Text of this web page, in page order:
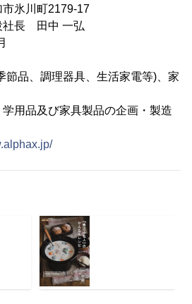
氷川町2179-17
社長 田中 一弘
節品、調理器具、生活家電等)、家
び家具製品の企画・製造